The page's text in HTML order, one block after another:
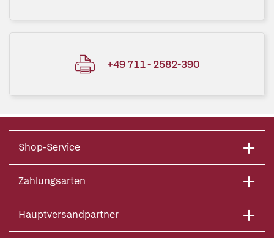
+49 711 - 2582-390
Shop-Service
Zahlungsarten
Hauptversandpartner